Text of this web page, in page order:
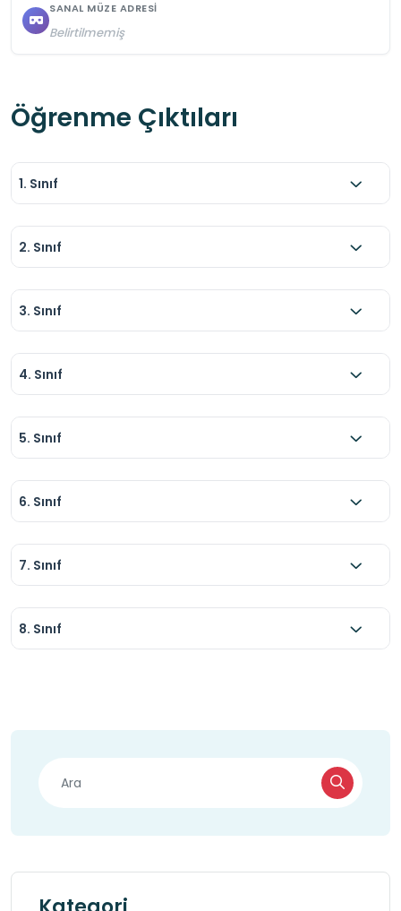
SANAL MÜZE ADRESI
Belirtilmemiş
Öğrenme Çıktıları
1. Sınıf
2. Sınıf
3. Sınıf
4. Sınıf
5. Sınıf
6. Sınıf
7. Sınıf
8. Sınıf